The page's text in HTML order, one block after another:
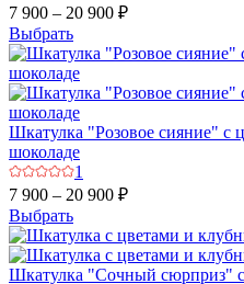
7 900 – 20 900 ₽
Выбрать
Шкатулка "Розовое сияние" с
шоколаде
1
7 900 – 20 900 ₽
Выбрать
Шкатулка "Сочный сюрприз"